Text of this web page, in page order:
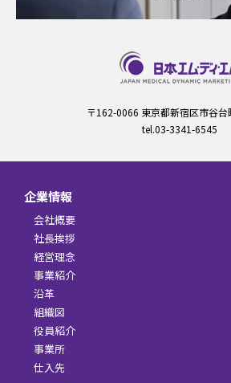
〒162-0066 東京都新宿区市谷
tel.03-3341-6545
企業情報
会社概要
社長挨拶
経営理念
事業紹介
沿革
組織図
役員紹介
事業所
仕入先